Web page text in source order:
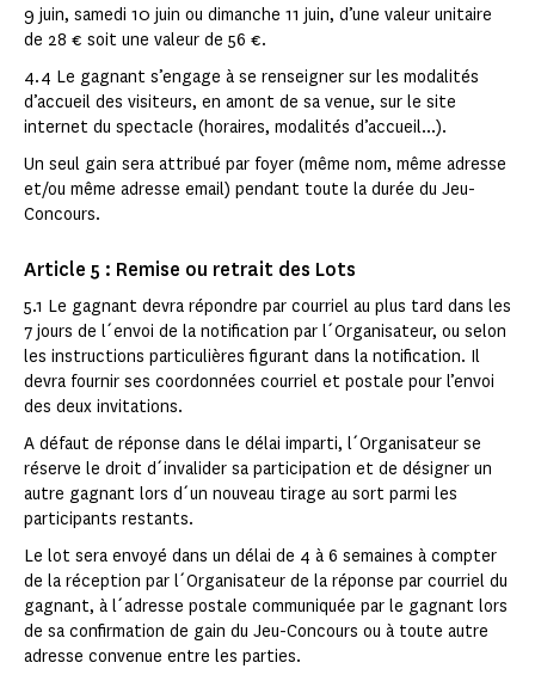
9 juin, samedi 10 juin ou dimanche 11 juin, d’une valeur unitaire
de 28 € soit une valeur de 56 €.
4.4 Le gagnant s’engage à se renseigner sur les modalités
d’accueil des visiteurs, en amont de sa venue, sur le site
internet du spectacle (horaires, modalités d’accueil...).
Un seul gain sera attribué par foyer (même nom, même adresse
et/ou même adresse email) pendant toute la durée du Jeu-
Concours.
Article 5 : Remise ou retrait des Lots
5.1 Le gagnant devra répondre par courriel au plus tard dans les
7 jours de l´envoi de la notification par l´Organisateur, ou selon
les instructions particulières figurant dans la notification. Il
devra fournir ses coordonnées courriel et postale pour l’envoi
des deux invitations.
A défaut de réponse dans le délai imparti, l´Organisateur se
réserve le droit d´invalider sa participation et de désigner un
autre gagnant lors d´un nouveau tirage au sort parmi les
participants restants.
Le lot sera envoyé dans un délai de 4 à 6 semaines à compter
de la réception par l´Organisateur de la réponse par courriel du
gagnant, à l´adresse postale communiquée par le gagnant lors
de sa confirmation de gain du Jeu-Concours ou à toute autre
adresse convenue entre les parties.